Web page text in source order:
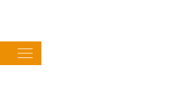
navigation